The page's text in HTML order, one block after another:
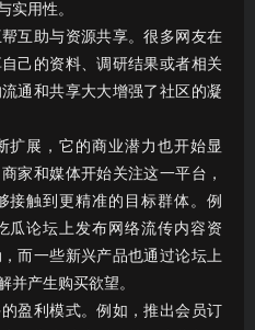
实用性。
互助与资源共享。很多网友在
己的资料、调研结果或者相关
通和共享大大增强了社区的凝
扩展，它的商业潜力也开始显
家和媒体开始关注这一平台，
接触到更精准的目标群体。例
瓜论坛上发布网络流传内容资
而一些新兴产品也通过论坛上
并产生购买欲望。
盈利模式。例如，推出会员订